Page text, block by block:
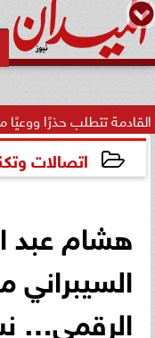
ووعيًا مضاعفًا
اتصالات
هشام عبد
الرقمي…